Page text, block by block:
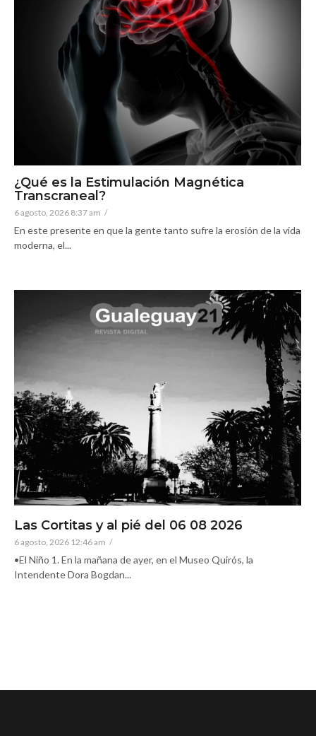
¿Qué es la Estimulación Magnética
Transcraneal?
6 agosto, 2026 8:37 am /
En este presente en que la gente tanto sufre la erosión de la vida
moderna, el...
Las Cortitas y al pié del 06 08 2026
6 agosto, 2026 12:46 am /
•El Niño 1. En la mañana de ayer, en el Museo Quirós, la
Intendente Dora Bogdan...